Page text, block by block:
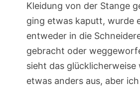
Kleidung von der Stange
ging etwas kaputt, wurde
entweder in die
gebracht oder
sieht das glücklicherweise
etwas anders aus, aber